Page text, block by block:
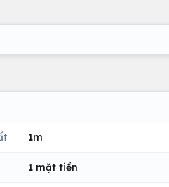
1m
1 mặt tiền